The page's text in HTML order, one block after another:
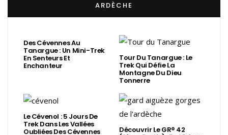
ARDÈCHE
Des Cévennes Au
Tanargue : Un Mini-Trek
En Senteurs Et
Enchanteur
Tour Du Tanargue : Le
Trek Qui Défie La
Montagne Du Dieu
Tonnerre
Le Cévenol : 5 Jours De
Trek Dans Les Vallées
Oubliées Des Cévennes Découvrir Le GR® 42